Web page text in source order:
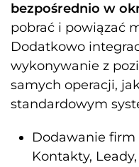
bezpośrednio w
pobrać i powiązać
Dodatkowo
wykonywanie z
samych operacji,
standardowym
Dodawanie
Kontakty,